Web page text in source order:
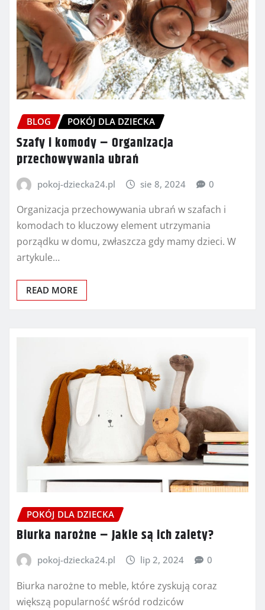
BLOG POKÓJ DLA DZIECKA
Szafy i komody – Organizacja
przechowywania ubrań
pokoj-dziecka24.pl sie 8, 2024 0
Organizacja przechowywania ubrań w szafach i
komodach to kluczowy element utrzymania
porządku w domu, zwłaszcza gdy mamy dzieci. W
artykule…
READ MORE
POKÓJ DLA DZIECKA
Biurka narożne – Jakie są ich zalety?
pokoj-dziecka24.pl lip 2, 2024 0
Biurka narożne to meble, które zyskują coraz
większą popularność wśród rodziców